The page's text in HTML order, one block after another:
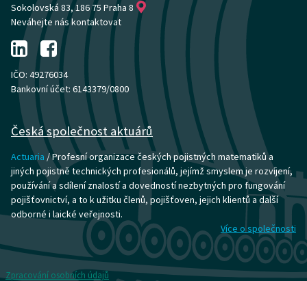
Sokolovská 83, 186 75 Praha 8
Neváhejte nás kontaktovat
IČO: 49276034
Bankovní účet: 6143379/0800
Česká společnost aktuárů
Actuaria / Profesní organizace českých pojistných matematiků a
jiných pojistně technických profesionálů, jejímž smyslem je rozvíjení,
používání a sdílení znalostí a dovedností nezbytných pro fungování
pojišťovnictví, a to k užitku členů, pojišťoven, jejich klientů a další
odborné i laické veřejnosti.
Více o společnosti
Zpracování osobních údajů